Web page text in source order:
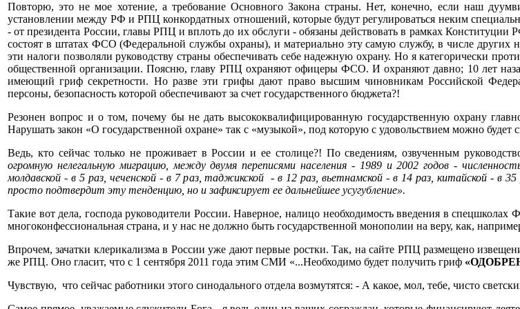
Повторю, это не мое хотение, а требование Основного Закона страны. Нет, конечно, если наш
установлении между РФ и РПЦ конкордатных отношений, которые будут регулироваться неким
- от президента России, главы РПЦ и вплоть до их обслуги - обязаны действовать в рамках
состоят в штатах ФСО (Федеральной службы охраны), и материально эту самую службу, в числе других
эти налоги позволяли руководству страны обеспечивать себе надежную охрану. Но я категорически
общественной организации. Поясню, главу РПЦ охраняют офицеры ФСО. И охраняют давно; 10 лет
имеющий гриф секретности. Но разве эти грифы дают право высшим чиновникам Российской
персоны, безопасность которой обеспечивают за счет государственного бюджета?!
Резонен вопрос и о том, почему бы не дать высококвалифицированную государственную охрану
Нарушать закон «О государственной охране» так с «музыкой», под которую с удовольствием можно будет
Ведь, кто сейчас только не проживает в России и ее столице?! По сведениям, озвученным
огромную нелегальную миграцию, между двумя переписями населения - 1989 и 2002 годов -
молдавской - в 5 раз, чеченской - в 7 раз, таджикской - в 12 раз, вьетнамской - в 14 раз, китайской - в
просто подтвердит эту тенденцию, но и зафиксирует ее дальнейшее усугубление».
Такие вот дела, господа руководители России. Наверное, налицо необходимость введения в
многоконфессиональная страна, и у нас не должно быть государственной монополии на веру, как,
Впрочем, зачатки клерикализма в России уже дают первые ростки. Так, на сайте РПЦ размещено
же РПЦ. Оно гласит, что с 1 сентября 2011 года этим СМИ «...Необходимо будет получить гриф
Чувствую, что сейчас работники этого синодального отдела возмутятся: - А какое, мол, тебе, чисто